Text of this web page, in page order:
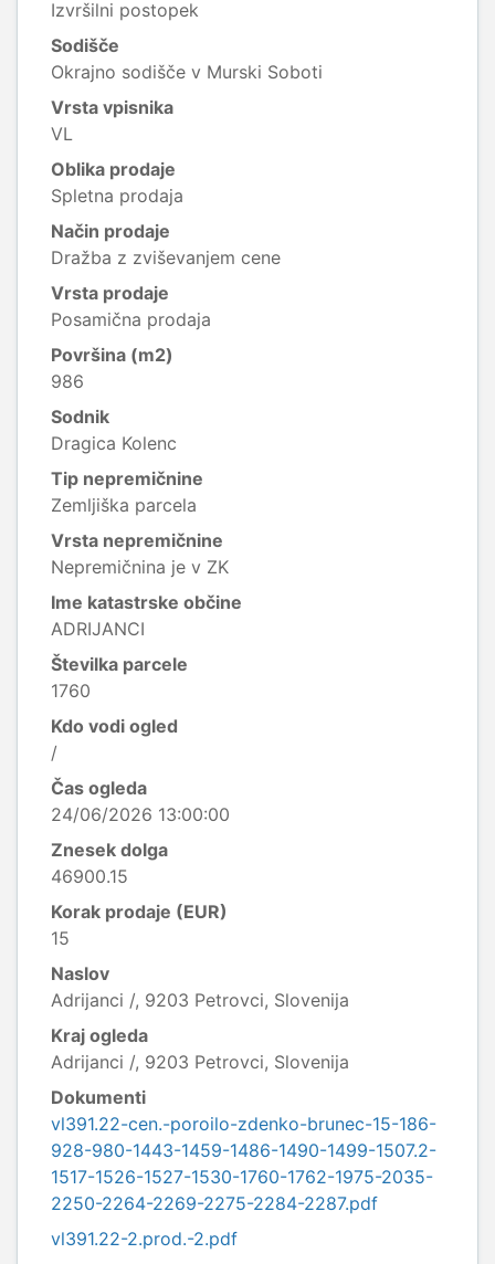
Izvršilni postopek
Sodišče
Okrajno sodišče v Murski Soboti
Vrsta vpisnika
VL
Oblika prodaje
Spletna prodaja
Način prodaje
Dražba z zviševanjem cene
Vrsta prodaje
Posamična prodaja
Površina (m2)
986
Sodnik
Dragica Kolenc
Tip nepremičnine
Zemljiška parcela
Vrsta nepremičnine
Nepremičnina je v ZK
Ime katastrske občine
ADRIJANCI
Številka parcele
1760
Kdo vodi ogled
/
Čas ogleda
24/06/2026 13:00:00
Znesek dolga
46900.15
Korak prodaje (EUR)
15
Naslov
Adrijanci /, 9203 Petrovci, Slovenija
Kraj ogleda
Adrijanci /, 9203 Petrovci, Slovenija
Dokumenti
vl391.22-cen.-poroilo-zdenko-brunec-15-186-
928-980-1443-1459-1486-1490-1499-1507.2-
1517-1526-1527-1530-1760-1762-1975-2035-
2250-2264-2269-2275-2284-2287.pdf
vl391.22-2.prod.-2.pdf